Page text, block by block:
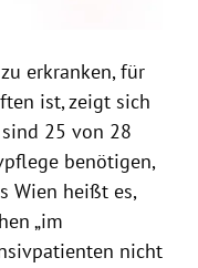
erkranken, für
ist, zeigt sich
25 von 28
benötigen,
Wien heißt es,
„im
nicht